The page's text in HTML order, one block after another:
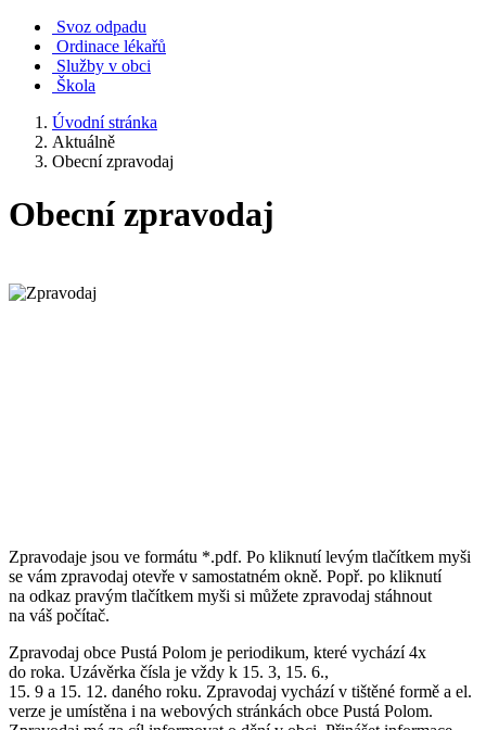
Svoz odpadu
Ordinace lékařů
Služby v obci
Škola
Úvodní stránka
Aktuálně
Obecní zpravodaj
Obecní zpravodaj
Zpravodaje jsou ve formátu *.pdf. Po kliknutí levým tlačítkem myši
se vám zpravodaj otevře v samostatném okně. Popř. po kliknutí
na odkaz pravým tlačítkem myši si můžete zpravodaj stáhnout
na váš počítač.
Zpravodaj obce Pustá Polom je periodikum, které vychází 4x
do roka. Uzávěrka čísla je vždy k 15. 3, 15. 6.,
15. 9 a 15. 12. daného roku. Zpravodaj vychází v tištěné formě a el.
verze je umístěna i na webových stránkách obce Pustá Polom.